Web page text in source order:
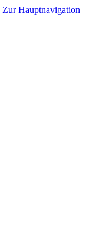
Zur Hauptnavigation